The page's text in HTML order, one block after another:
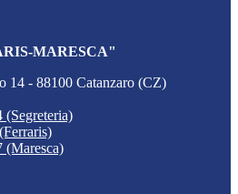
MARESCA"
14 - 88100 Catanzaro (CZ)
(Segreteria)
(Maresca)